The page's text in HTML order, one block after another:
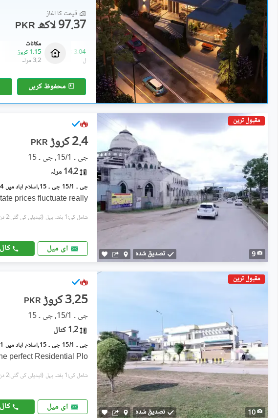
قیمت کا آغاز
PKR 97.37 لاکھ
مکانات
1.15 کروڑ
3.2 مرلہ
رہائشی پلاٹ
97.37 لاکھ
-3.04 کروڑ
1 کنال
-4 کنال
محفوظ کریں
مقبول ترین
9 تصدیق شدہ
PKR 2.4 کروڑ
جی ۔ 15/1, جی ۔ 15
14.2 مرلہ
prices fluctuate really
شامل کی:1 ہفتہ پہل (تبدیلی کی گئی:2 دن پہلے)
ای میل کال
مقبول ترین
10 تصدیق شدہ
PKR 3.25 کروڑ
جی ۔ 15/1, جی ۔ 15
1.2 کنال
perfect Residential Plo
شامل کی:1 ہفتہ پہل (تبدیلی کی گئی:2 دن پہلے)
ای میل کال